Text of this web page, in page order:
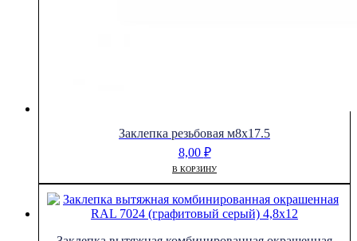
Заклепка резьбовая м8х17.5
8,00 ₽
В КОРЗИНУ